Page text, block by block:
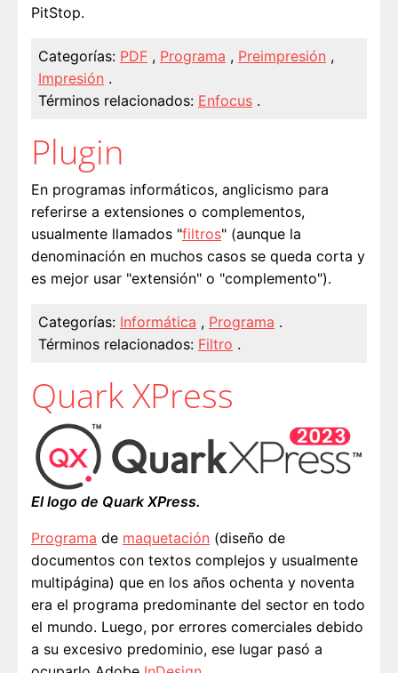
PitStop.
Categorías: PDF , Programa , Preimpresión ,
Impresión .
Términos relacionados: Enfocus .
Plugin
En programas informáticos, anglicismo para
referirse a extensiones o complementos,
usualmente llamados "filtros" (aunque la
denominación en muchos casos se queda corta y
es mejor usar "extensión" o "complemento").
Categorías: Informática , Programa .
Términos relacionados: Filtro .
Quark XPress
El logo de Quark XPress.
Programa de maquetación (diseño de
documentos con textos complejos y usualmente
multipágina) que en los años ochenta y noventa
era el programa predominante del sector en todo
el mundo. Luego, por errores comerciales debido
a su excesivo predominio, ese lugar pasó a